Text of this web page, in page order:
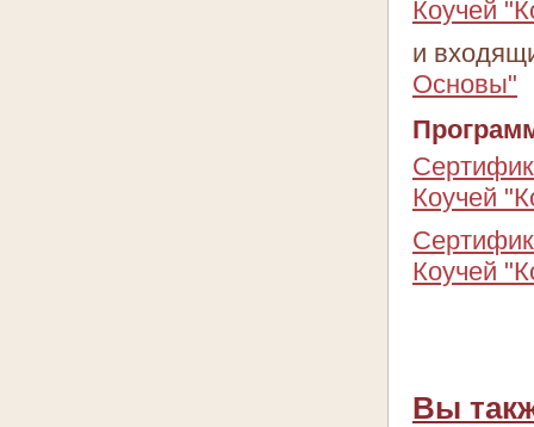
Коучей
и
Основы"
Коучей
Коучей
Вы